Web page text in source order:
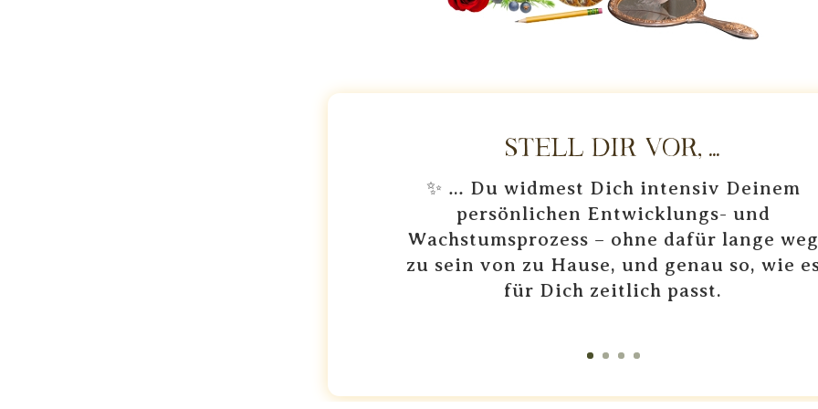
Stell Dir vor, ...
✨ … Du widmest Dich intensiv Deinem
persönlichen Entwicklungs- und
Wachstumsprozess – ohne dafür lange weg
zu sein von zu Hause, und genau so, wie
für Dich zeitlich passt.